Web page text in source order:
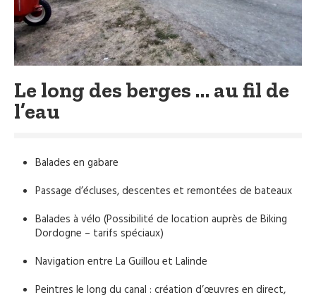
Le long des berges … au fil de
l’eau
Balades en gabare
Passage d’écluses, descentes et remontées de bateaux
Balades à vélo (Possibilité de location auprès de Biking
Dordogne – tarifs spéciaux)
Navigation entre La Guillou et Lalinde
Peintres le long du canal : création d’œuvres en direct,